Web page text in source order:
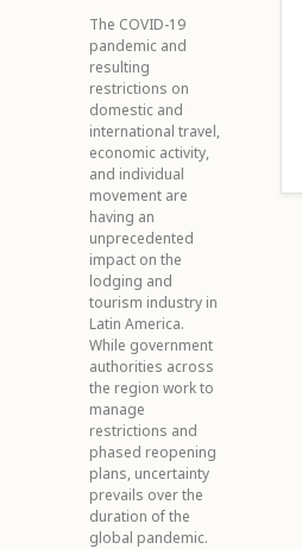
The COVID-19
pandemic and
resulting
restrictions on
domestic and
international travel,
economic activity,
and individual
movement are
having an
unprecedented
impact on the
lodging and
tourism industry in
Latin America.
While government
authorities across
the region work to
manage
restrictions and
phased reopening
plans, uncertainty
prevails over the
duration of the
global pandemic.